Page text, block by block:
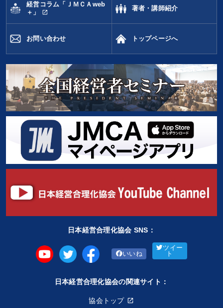
経営コラム「ＪＭＣＡweb
＋」
open_in_new
著者・講師紹介
お問い合わせ トップページへ
日本経営合理化協会 SNS：
いいね
ツイー
ト
日本経営合理化協会の関連サイト：
協会トップ